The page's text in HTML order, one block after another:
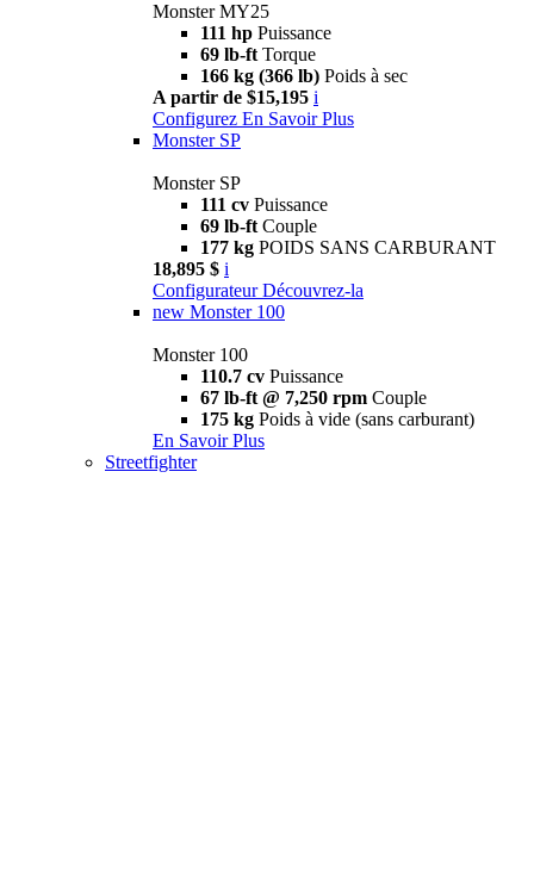
Monster MY25
111 hp Puissance
69 lb-ft Torque
166 kg (366 lb) Poids à sec
A partir de $15,195 i
Configurez En Savoir Plus
Monster SP
Monster SP
111 cv Puissance
69 lb-ft Couple
177 kg POIDS SANS CARBURANT
18,895 $ i
Configurateur Découvrez-la
new Monster 100
Monster 100
110.7 cv Puissance
67 lb-ft @ 7,250 rpm Couple
175 kg Poids à vide (sans carburant)
En Savoir Plus
Streetfighter